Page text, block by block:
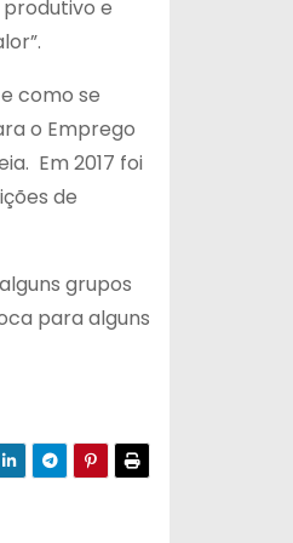
e
como se
o Emprego
Em 2017 foi
de
grupos
para alguns